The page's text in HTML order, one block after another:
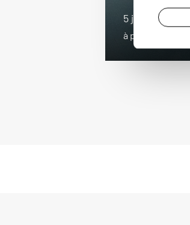
5 jours / 4 nuits
à partir de 1380€